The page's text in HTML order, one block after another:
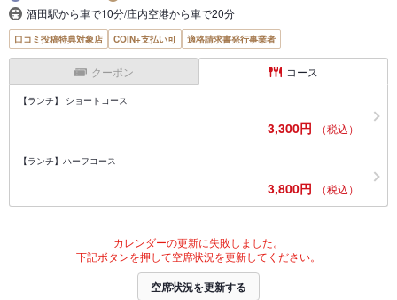
酒田駅から車で10分/庄内空港から車で20分
口コミ投稿特典対象店 COIN+支払い可 適格請求書発行事業者
クーポン コース
【ランチ】 ショートコース
3,300円 （税込）
【ランチ】ハーフコース
3,800円 （税込）
カレンダーの更新に失敗しました。
下記ボタンを押して空席状況を更新してください。
空席状況を更新する